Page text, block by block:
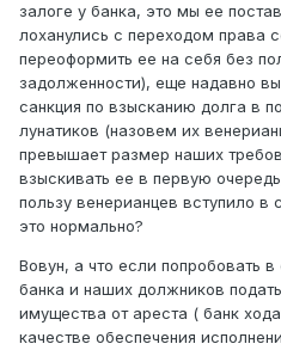
залоге у банка, это мы ее
лоханулись с переходом права
переоформить ее на себя без
задолженности), еще надавно
санкция по взысканию долга в
лунатиков (назовем их
превышает размер наших
взыскивать ее в первую
пользу венерианцев вступило
это нормально?
Вовун, а что если попробовать
банка и наших должников
имущества от ареста ( банк
качестве обеспечения